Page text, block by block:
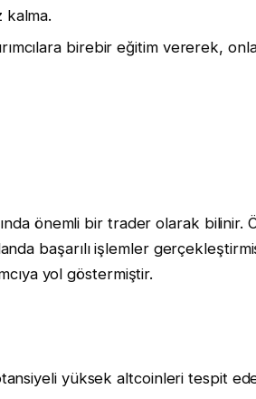
kalma.
birebir eğitim vererek,
önemli bir trader olarak bilinir.
başarılı işlemler
yol göstermiştir.
yüksek altcoinleri tespit